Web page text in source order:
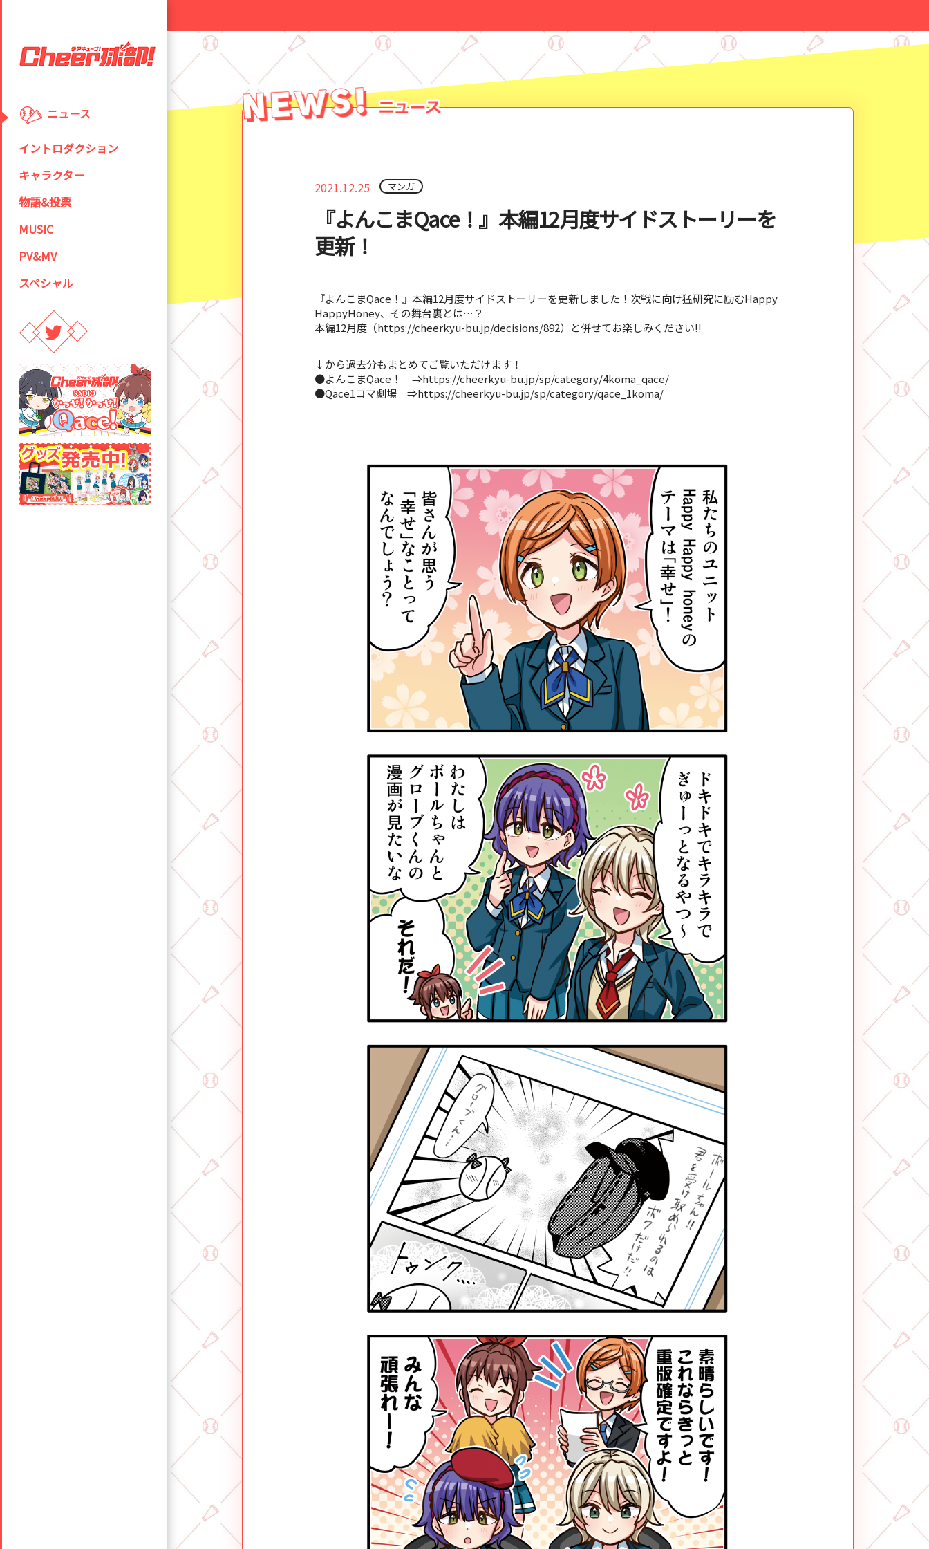
ニュース
イントロダクション
キャラクター
物語&投票
MUSIC
PV&MV
スペシャル
2021.12.25 マンガ
『よんこまQace！』本編12月度サイドストーリーを
更新！
『よんこまQace！』本編12月度サイドストーリーを更新しました！次戦に向け猛研究に励むHappy
HappyHoney、その舞台裏とは…？
本編12月度（https://cheerkyu-bu.jp/decisions/892）と併せてお楽しみください!!
↓から過去分もまとめてご覧いただけます！
●よんこまQace！ ⇒https://cheerkyu-bu.jp/sp/category/4koma_qace/
●Qace1コマ劇場 ⇒https://cheerkyu-bu.jp/sp/category/qace_1koma/